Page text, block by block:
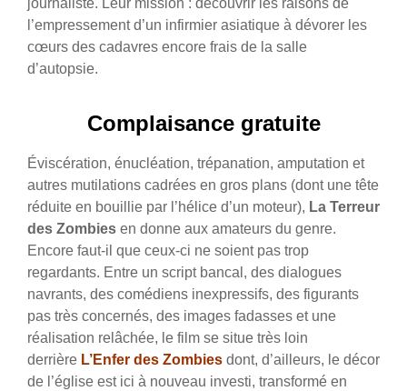
journaliste. Leur mission : découvrir les raisons de
l’empressement d’un infirmier asiatique à dévorer les
cœurs des cadavres encore frais de la salle
d’autopsie.
Complaisance gratuite
Éviscération, énucléation, trépanation, amputation et
autres mutilations cadrées en gros plans (dont une tête
réduite en bouillie par l’hélice d’un moteur), La Terreur
des Zombies en donne aux amateurs du genre.
Encore faut-il que ceux-ci ne soient pas trop
regardants. Entre un script bancal, des dialogues
navrants, des comédiens inexpressifs, des figurants
pas très concernés, des images fadasses et une
réalisation relâchée, le film se situe très loin
derrière L’Enfer des Zombies dont, d’ailleurs, le décor
de l’église est ici à nouveau investi, transformé en